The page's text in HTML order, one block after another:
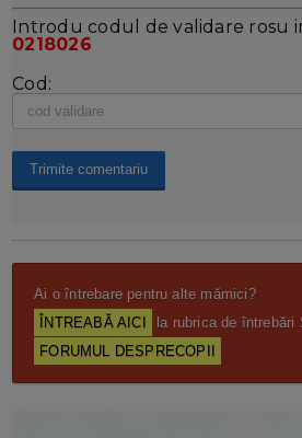
Introdu codul de validare rosu
0218026
Cod:
Ai o întrebare pentru alte mămici?
ÎNTREABĂ AICI
la rubrica de întrebări
FORUMUL DESPRECOPII